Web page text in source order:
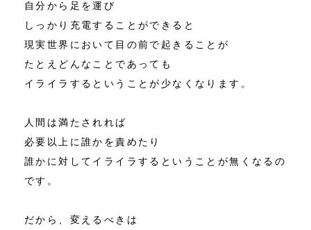
自分から足を運び
しっかり充電することができると
現実世界において目の前で起きることが
たとえどんなことであっても
イライラするということが少なくなります。
人間は満たされれば
必要以上に誰かを責めたり
誰かに対してイライラするということが無くなるの
です。
だから、変えるべきは